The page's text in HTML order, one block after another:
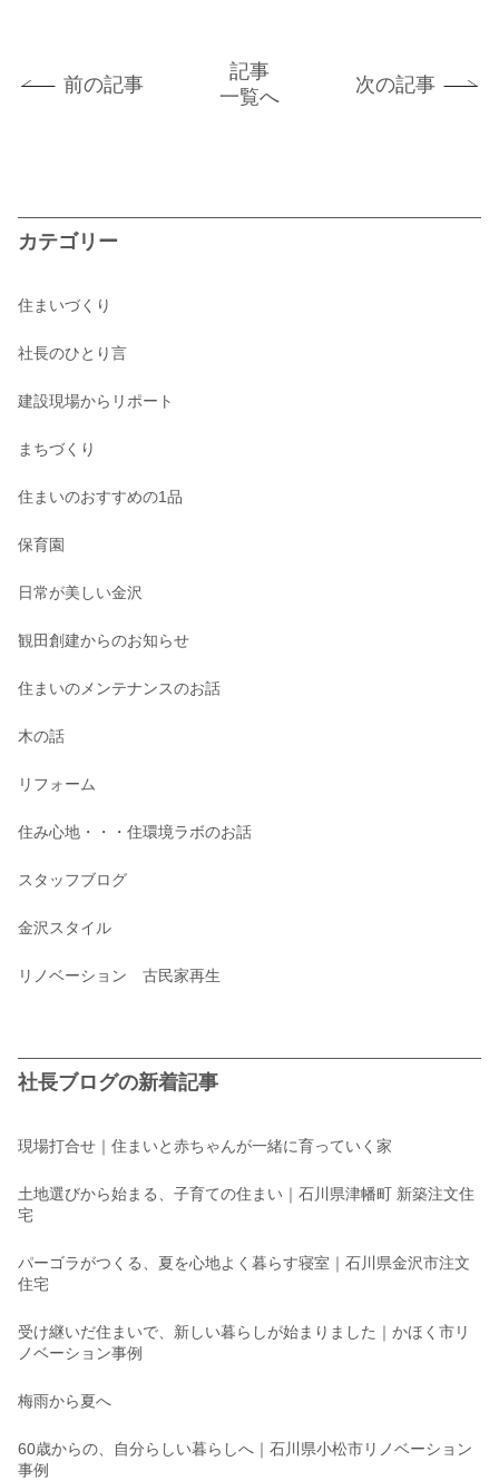
前の記事
記事
一覧へ
次の記事
カテゴリー
住まいづくり
社長のひとり言
建設現場からリポート
まちづくり
住まいのおすすめの1品
保育園
日常が美しい金沢
観田創建からのお知らせ
住まいのメンテナンスのお話
木の話
リフォーム
住み心地・・・住環境ラボのお話
スタッフブログ
金沢スタイル
リノベーション 古民家再生
社長ブログの新着記事
現場打合せ｜住まいと赤ちゃんが一緒に育っていく家
土地選びから始まる、子育ての住まい｜石川県津幡町 新築注文住
宅
パーゴラがつくる、夏を心地よく暮らす寝室｜石川県金沢市注文
住宅
受け継いだ住まいで、新しい暮らしが始まりました｜かほく市リ
ノベーション事例
梅雨から夏へ
60歳からの、自分らしい暮らしへ｜石川県小松市リノベーション
事例